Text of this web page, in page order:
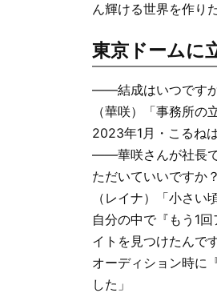
ん輝ける世界を作り
東京ドームに
――結成はいつです
（華咲）「事務所
2023年1月・こるね
――華咲さんが社長で
ただいていいですか？
（レイナ）「小さ
自分の中で『もう1
イトを見つけたんです
オーディション時に
した」